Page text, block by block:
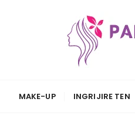
MAKE-UP INGRIJIRE TEN